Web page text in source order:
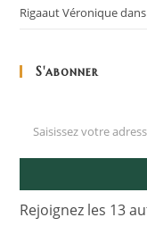
Rigaaut Véronique
S'abonner
Rejoignez les 13